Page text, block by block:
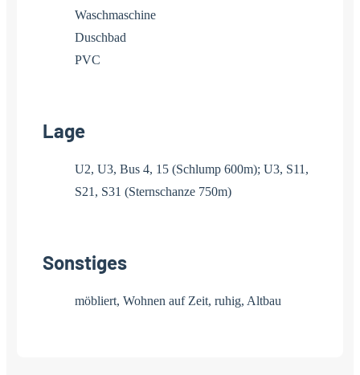
Waschmaschine
Duschbad
PVC
Lage
U2, U3, Bus 4, 15 (Schlump 600m); U3, S11,
S21, S31 (Sternschanze 750m)
Sonstiges
möbliert, Wohnen auf Zeit, ruhig, Altbau